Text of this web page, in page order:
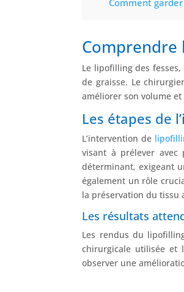
Comment
Comprendre
Le lipofilling des
de graisse. Le
améliorer son volume et
Les étapes de
L’intervention de
visant à prélever avec
déterminant, exigeant
également un rôle
la préservation du tissu
Les résultats
Les rendus du
chirurgicale utilisée et
observer une